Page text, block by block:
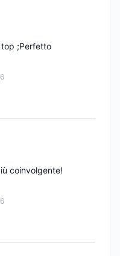
;Perfetto
coinvolgente!